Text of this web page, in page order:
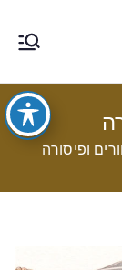
מרפא, רפואה
תזונה
ופיסורה